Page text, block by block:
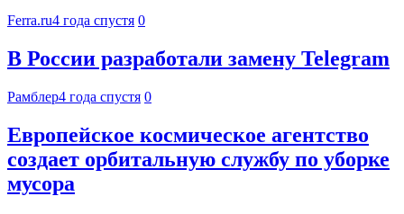
Ferra.ru4 года спустя 0
В России разработали замену Telegram
Рамблер4 года спустя 0
Европейское космическое агентство
создает орбитальную службу по уборке
мусора